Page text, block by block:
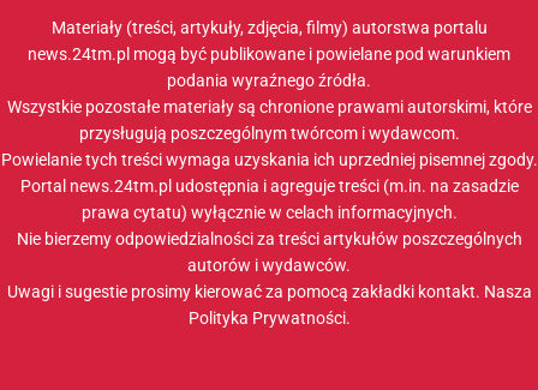
Materiały (treści, artykuły, zdjęcia, filmy) autorstwa portalu
news.24tm.pl mogą być publikowane i powielane pod warunkiem
podania wyraźnego źródła.
Wszystkie pozostałe materiały są chronione prawami autorskimi, które
przysługują poszczególnym twórcom i wydawcom.
Powielanie tych treści wymaga uzyskania ich uprzedniej pisemnej zgody.
Portal news.24tm.pl udostępnia i agreguje treści (m.in. na zasadzie
prawa cytatu) wyłącznie w celach informacyjnych.
Nie bierzemy odpowiedzialności za treści artykułów poszczególnych
autorów i wydawców.
Uwagi i sugestie prosimy kierować za pomocą zakładki kontakt. Nasza
Polityka Prywatności.